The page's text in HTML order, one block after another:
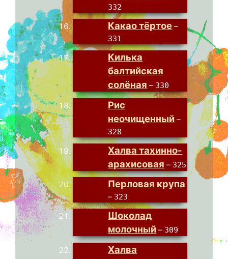
332
Какао тёртое –
331
Килька
балтийская
солёная – 330
Рис
неочищенный –
328
Халва тахинно-
арахисовая – 325
Перловая крупа
– 323
Шоколад
молочный – 309
Халва